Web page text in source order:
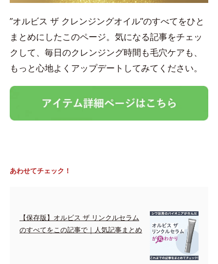
”オルビス ザ クレンジングオイル”のすべてをひと
まとめにしたこのページ。気になる記事をチェッ
クして、毎日のクレンジング時間も毛穴ケアも、
もっと心地よくアップデートしてみてください。
あわせてチェック！
【保存版】オルビス ザ リンクルセラム
のすべてをこの記事で｜人気記事まとめ